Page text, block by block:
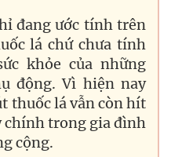
đang ước tính trên
lá chứ chưa tính
khỏe của những
động. Vì hiện nay
thuốc lá vẫn còn hít
chính trong gia đình
cộng.